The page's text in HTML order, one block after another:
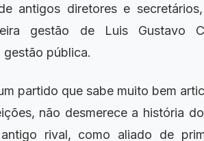
antigos diretores e
gestão de Luis Gustavo
gestão pública.
partido que sabe muito bem
não desmerece a história
rival, como aliado de